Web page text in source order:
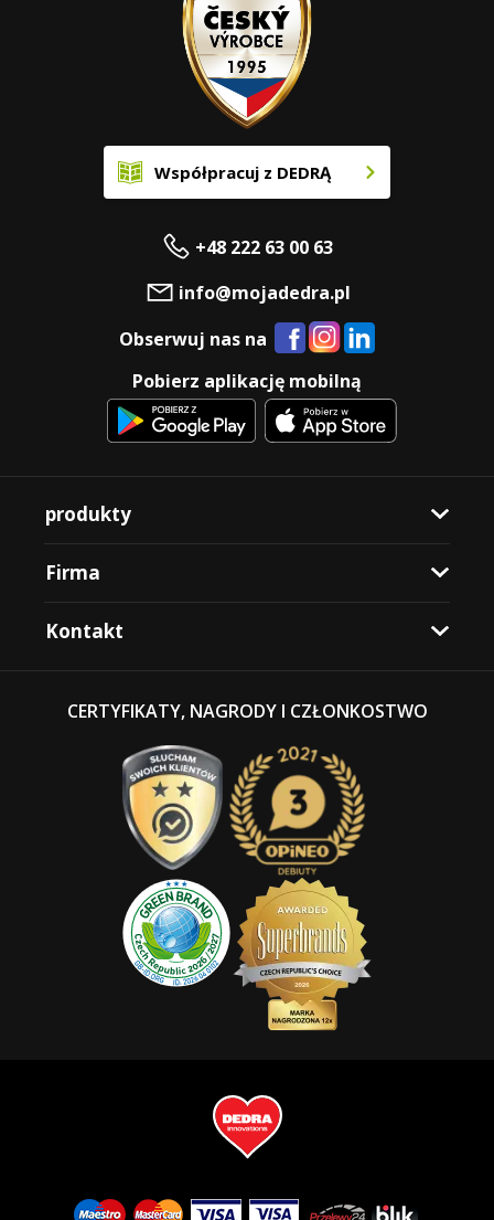
Współpracuj z DEDRĄ
+48 222 63 00 63
info@mojadedra.pl
Obserwuj nas na
Pobierz aplikację mobilną
produkty
Firma
Kontakt
CERTYFIKATY, NAGRODY I CZŁONKOSTWO